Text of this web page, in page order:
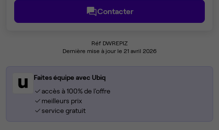
Contacter
Réf DWREPIZ
Dernière mise à jour le 21 avril 2026
Faites équipe avec Ubiq
accès à 100% de l'offre
meilleurs prix
service gratuit